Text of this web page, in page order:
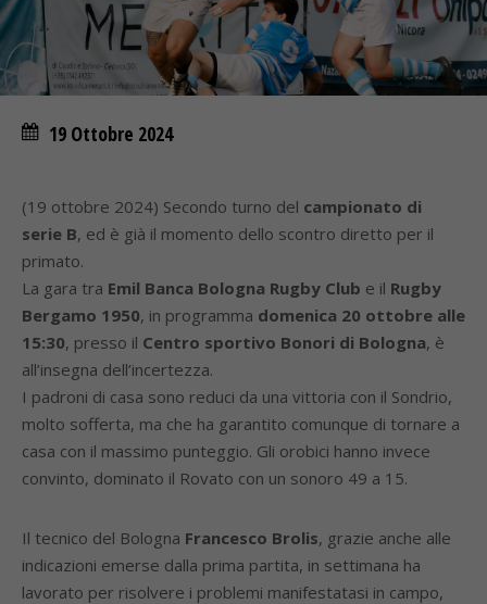
19 Ottobre 2024
(19 ottobre 2024) Secondo turno del campionato di
serie B, ed è già il momento dello scontro diretto per il
primato.
La gara tra Emil Banca Bologna Rugby Club e il Rugby
Bergamo 1950, in programma domenica 20 ottobre alle
15:30, presso il Centro sportivo Bonori di Bologna, è
all’insegna dell’incertezza.
I padroni di casa sono reduci da una vittoria con il Sondrio,
molto sofferta, ma che ha garantito comunque di tornare a
casa con il massimo punteggio. Gli orobici hanno invece
convinto, dominato il Rovato con un sonoro 49 a 15.
Il tecnico del Bologna Francesco Brolis, grazie anche alle
indicazioni emerse dalla prima partita, in settimana ha
lavorato per risolvere i problemi manifestatasi in campo,